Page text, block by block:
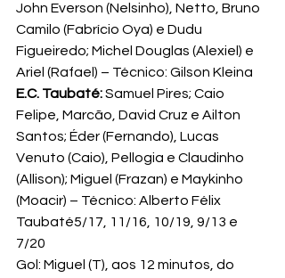
John Everson (Nelsinho), Netto, Bruno
Camilo (Fabrício Oya) e Dudu
Figueiredo; Michel Douglas (Alexiel) e
Ariel (Rafael) – Técnico: Gilson Kleina
E.C. Taubaté: Samuel Pires; Caio
Felipe, Marcão, David Cruz e Ailton
Santos; Éder (Fernando), Lucas
Venuto (Caio), Pellogia e Claudinho
(Allison); Miguel (Frazan) e Maykinho
(Moacir) – Técnico: Alberto Félix
Taubaté5/17, 11/16, 10/19, 9/13 e
7/20
Gol: Miguel (T), aos 12 minutos, do